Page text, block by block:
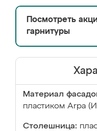
Посмотреть
гарнитуры
Материал
пластиком Arpa
Столешница: